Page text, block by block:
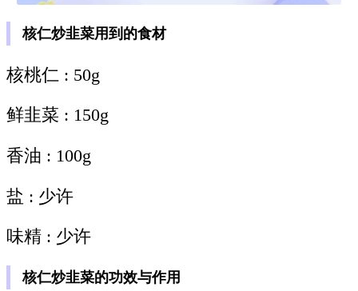
核仁炒韭菜用到的食材
核桃仁 : 50g
鲜韭菜 : 150g
香油 : 100g
盐 : 少许
味精 : 少许
核仁炒韭菜的功效与作用